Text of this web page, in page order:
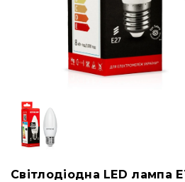
Світлодіодна LED лампа